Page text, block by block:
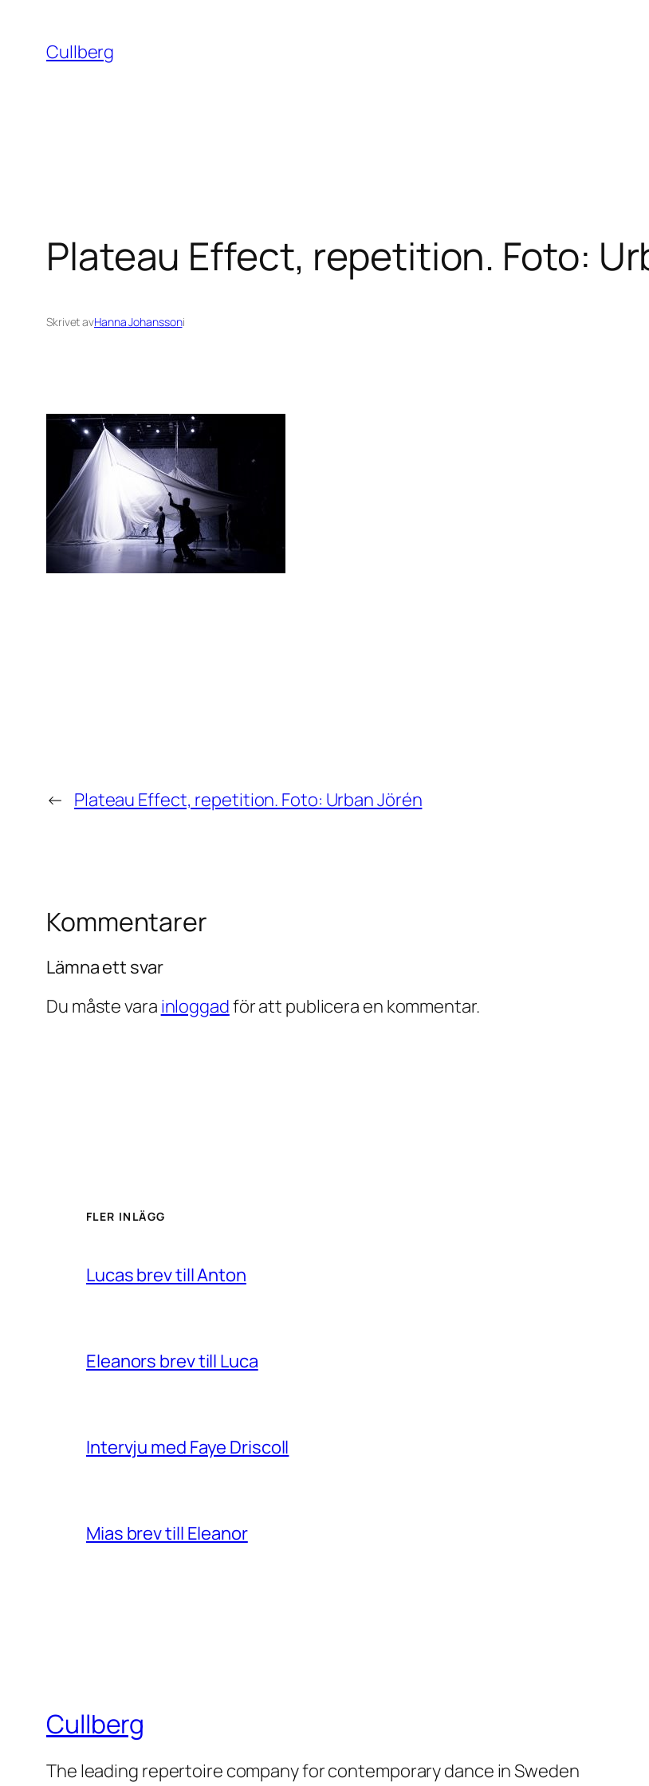
innehåll
Cullberg
Plateau Effect, repetition. Foto:
Skrivet avHanna Johanssoni
← Plateau Effect, repetition. Foto: Urban Jörén
Kommentarer
Lämna ett svar
Du måste vara inloggadför att publicera en kommentar.
FLER INLÄGG
Lucas brev till Anton
Eleanors brev till Luca
Intervju med Faye Driscoll
Mias brev till Eleanor
Cullberg
The leading repertoire company for contemporary dance in Sweden